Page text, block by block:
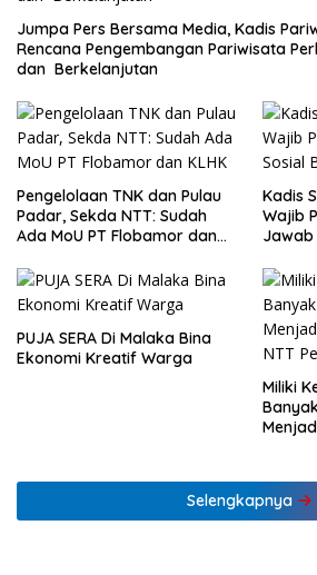
Jumpa Pers Bersama Media, Kadis
Rencana Pengembangan Pariwisata
dan Berkelanjutan
Pengelolaan TNK dan Pulau
Padar, Sekda NTT: Sudah
Ada MoU PT Flobamor dan
Kadis
Wajib
Jawab
PUJA SERA Di Malaka Bina
Ekonomi Kreatif Warga
Miliki
Selengkapnya